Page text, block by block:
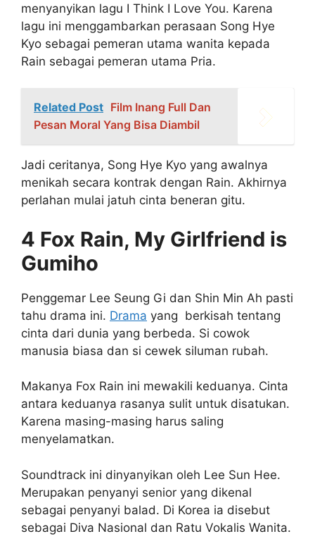
menyanyikan lagu I Think I Love You. Karena
lagu ini menggambarkan perasaan Song Hye
Kyo sebagai pemeran utama wanita kepada
Rain sebagai pemeran utama Pria.
Related Post Film Inang Full Dan
Pesan Moral Yang Bisa Diambil
Jadi ceritanya, Song Hye Kyo yang awalnya
menikah secara kontrak dengan Rain. Akhirnya
perlahan mulai jatuh cinta beneran gitu.
4 Fox Rain, My Girlfriend is
Gumiho
Penggemar Lee Seung Gi dan Shin Min Ah pasti
tahu drama ini. Drama yang berkisah tentang
cinta dari dunia yang berbeda. Si cowok
manusia biasa dan si cewek siluman rubah.
Makanya Fox Rain ini mewakili keduanya. Cinta
antara keduanya rasanya sulit untuk disatukan.
Karena masing-masing harus saling
menyelamatkan.
Soundtrack ini dinyanyikan oleh Lee Sun Hee.
Merupakan penyanyi senior yang dikenal
sebagai penyanyi balad. Di Korea ia disebut
sebagai Diva Nasional dan Ratu Vokalis Wanita.